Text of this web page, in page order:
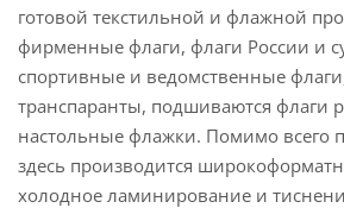
готовой текстильной и флажной
фирменные флаги, флаги России и
спортивные и ведомственные
транспаранты, подшиваются флаги
настольные флажки. Помимо всего
здесь производится
холодное ламинирование и